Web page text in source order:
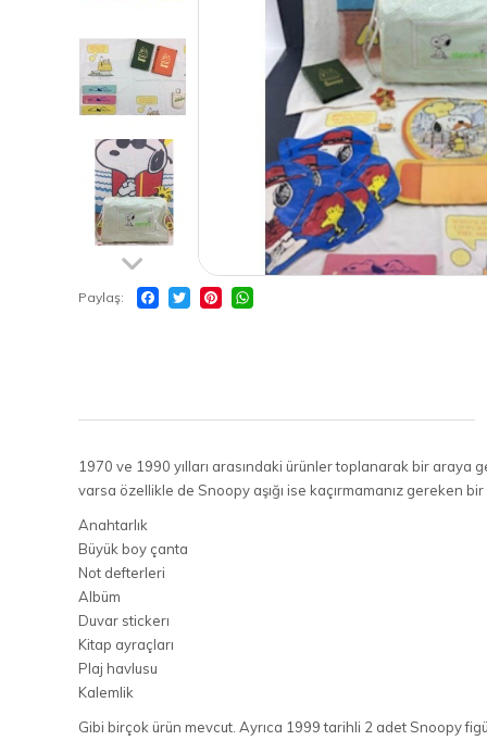
Paylaş
1970 ve 1990 yılları arasındaki ürünler toplanarak bir
varsa özellikle de Snoopy aşığı ise kaçırmamanız gereken
Anahtarlık
Büyük boy çanta
Not defterleri
Albüm
Duvar stickerı
Kitap ayraçları
Plaj havlusu
Kalemlik
Gibi birçok ürün mevcut. Ayrıca 1999 tarihli 2 adet Snoopy